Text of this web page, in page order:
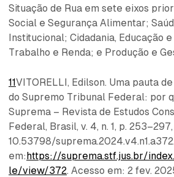
Situação de Rua em sete eixos
Social e Segurança Alimentar;
Institucional; Cidadania, Educação
Trabalho e Renda; e Produção e
11VITORELLI, Edilson. Uma pauta
do Supremo Tribunal Federal: por
Suprema – Revista de Estudos
Federal, Brasil, v. 4, n. 1, p.
10.53798/
em:https://suprema.stf.jus.br/
le/view/372. Acesso em: 2 fev.